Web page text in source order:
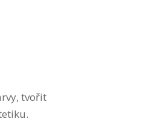
tvořit